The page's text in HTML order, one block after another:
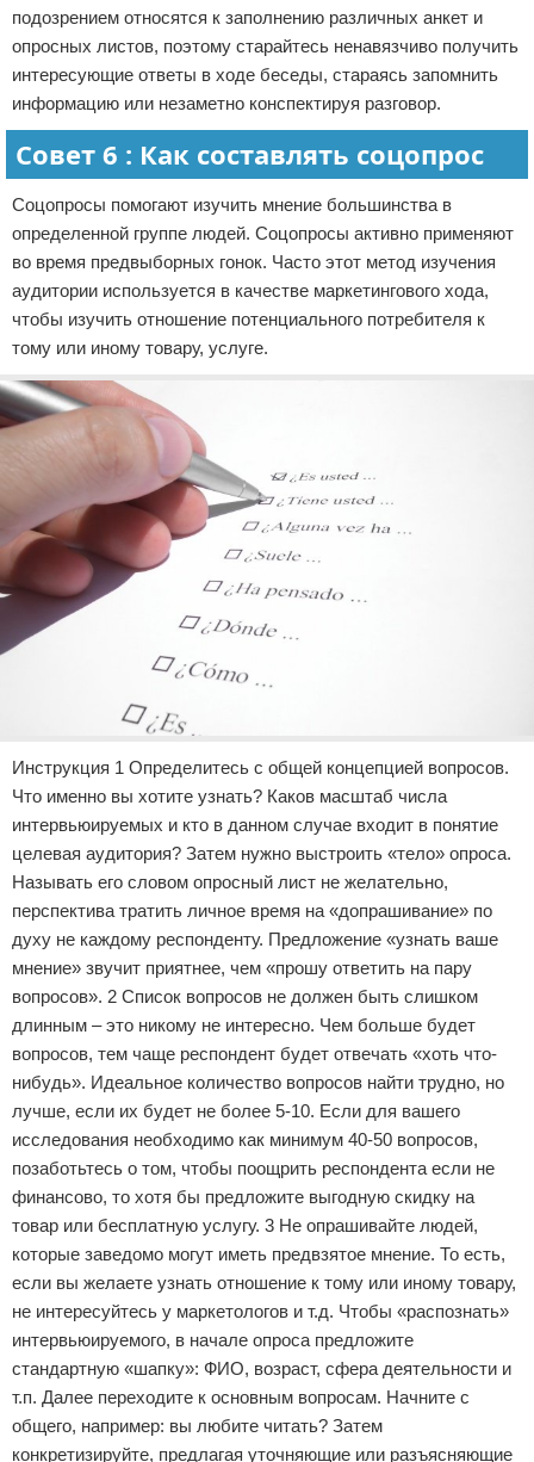
подозрением относятся к заполнению различных анкет и
опросных листов, поэтому старайтесь ненавязчиво получить
интересующие ответы в ходе беседы, стараясь запомнить
информацию или незаметно конспектируя разговор.
Совет 6 : Как составлять соцопрос
Соцопросы помогают изучить мнение большинства в
определенной группе людей. Соцопросы активно применяют
во время предвыборных гонок. Часто этот метод изучения
аудитории используется в качестве маркетингового хода,
чтобы изучить отношение потенциального потребителя к
тому или иному товару, услуге.
Инструкция 1 Определитесь с общей концепцией вопросов.
Что именно вы хотите узнать? Каков масштаб числа
интервьюируемых и кто в данном случае входит в понятие
целевая аудитория? Затем нужно выстроить «тело» опроса.
Называть его словом опросный лист не желательно,
перспектива тратить личное время на «допрашивание» по
духу не каждому респонденту. Предложение «узнать ваше
мнение» звучит приятнее, чем «прошу ответить на пару
вопросов». 2 Список вопросов не должен быть слишком
длинным – это никому не интересно. Чем больше будет
вопросов, тем чаще респондент будет отвечать «хоть что-
нибудь». Идеальное количество вопросов найти трудно, но
лучше, если их будет не более 5-10. Если для вашего
исследования необходимо как минимум 40-50 вопросов,
позаботьтесь о том, чтобы поощрить респондента если не
финансово, то хотя бы предложите выгодную скидку на
товар или бесплатную услугу. 3 Не опрашивайте людей,
которые заведомо могут иметь предвзятое мнение. То есть,
если вы желаете узнать отношение к тому или иному товару,
не интересуйтесь у маркетологов и т.д. Чтобы «распознать»
интервьюируемого, в начале опроса предложите
стандартную «шапку»: ФИО, возраст, сфера деятельности и
т.п. Далее переходите к основным вопросам. Начните с
общего, например: вы любите читать? Затем
конкретизируйте, предлагая уточняющие или разъясняющие